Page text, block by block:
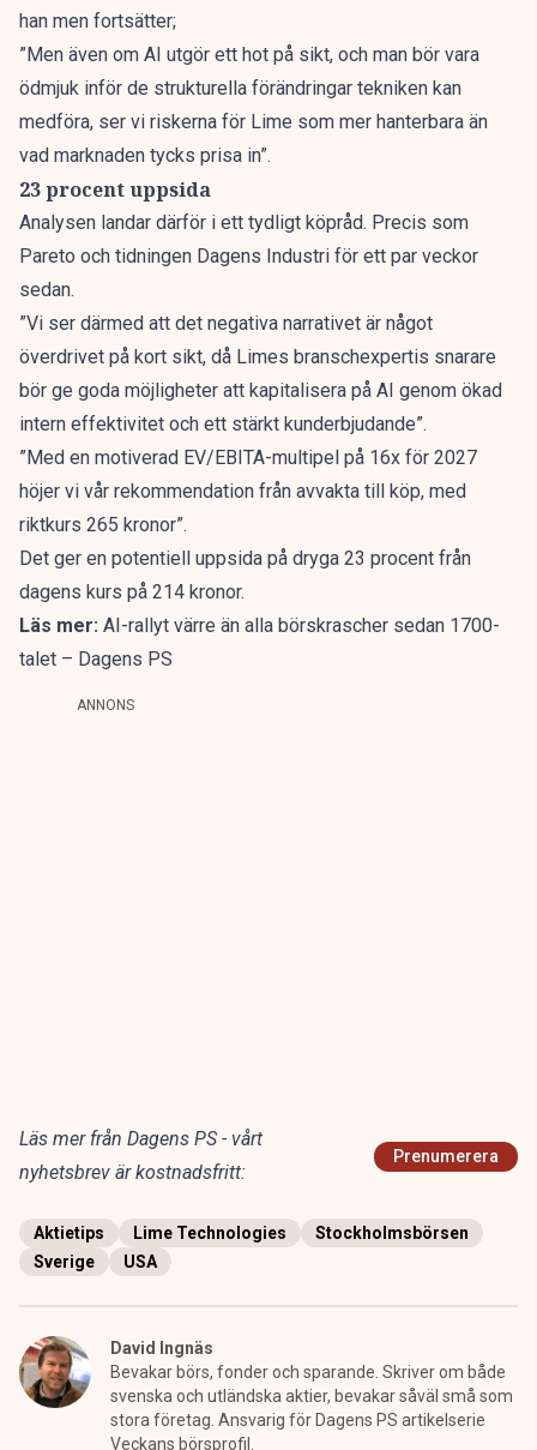
han men fortsätter;
”Men även om AI utgör ett hot på sikt, och man bör vara
ödmjuk inför de strukturella förändringar tekniken kan
medföra, ser vi riskerna för Lime som mer hanterbara än
vad marknaden tycks prisa in”.
23 procent uppsida
Analysen landar därför i ett tydligt köpråd. Precis som
Pareto och tidningen Dagens Industri för ett par veckor
sedan.
”Vi ser därmed att det negativa narrativet är något
överdrivet på kort sikt, då Limes branschexpertis snarare
bör ge goda möjligheter att kapitalisera på AI genom ökad
intern effektivitet och ett stärkt kunderbjudande”.
”Med en motiverad EV/EBITA-multipel på 16x för 2027
höjer vi vår rekommendation från avvakta till köp, med
riktkurs 265 kronor”.
Det ger en potentiell uppsida på dryga 23 procent från
dagens kurs på 214 kronor.
Läs mer: AI-rallyt värre än alla börskrascher sedan 1700-
talet – Dagens PS
ANNONS
Läs mer från Dagens PS - vårt
nyhetsbrev är kostnadsfritt:
Prenumerera
Aktietips Lime Technologies
Stockholmsbörsen
Sverige
USA
David Ingnäs
Bevakar börs, fonder och sparande. Skriver om både
svenska och utländska aktier, bevakar såväl små som
stora företag. Ansvarig för Dagens PS artikelserie
Veckans börsprofil.